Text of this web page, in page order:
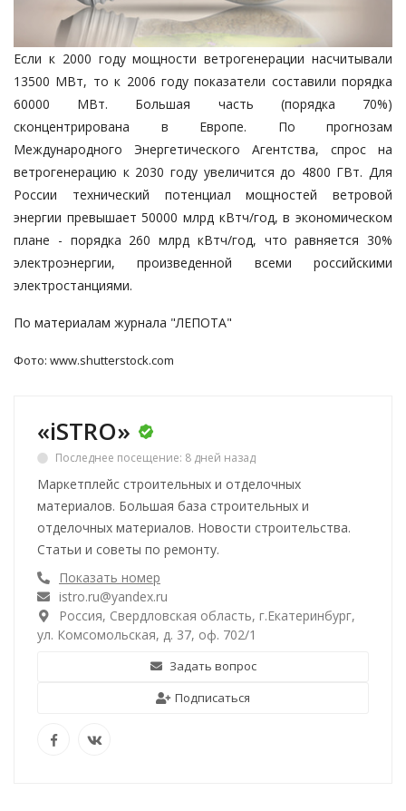
Если к 2000 году мощности ветрогенерации насчитывали
13500 МВт, то к 2006 году показатели составили порядка
60000 МВт. Большая часть (порядка 70%)
сконцентрирована в Европе. По прогнозам
Международного Энергетического Агентства, спрос на
ветрогенерацию к 2030 году увеличится до 4800 ГВт. Для
России технический потенциал мощностей ветровой
энергии превышает 50000 млрд кВтч/год, в экономическом
плане - порядка 260 млрд кВтч/год, что равняется 30%
электроэнергии, произведенной всеми российскими
электростанциями.
По материалам журнала "ЛЕПОТА"
Фото: www.shutterstock.com
«iSTRO»
Последнее посещение: 8 дней назад
Маркетплейс строительных и отделочных
материалов. Большая база строительных и
отделочных материалов. Новости строительства.
Статьи и советы по ремонту.
Показать номер
istro.ru@yandex.ru
Россия, Свердловская область, г.Екатеринбург,
ул. Комсомольская, д. 37, оф. 702/1
Задать вопрос
Подписаться